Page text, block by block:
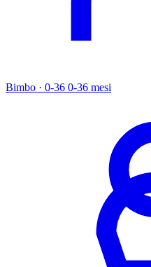
Bimbo · 0-36 0-36 mesi